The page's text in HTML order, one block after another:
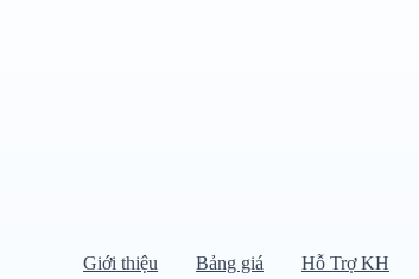
Giới thiệu Bảng giá Hỗ Trợ KH